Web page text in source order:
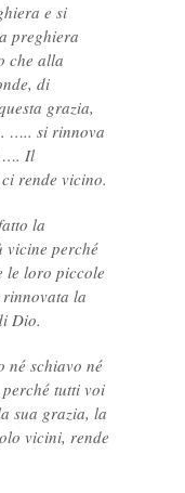
e si
preghiera
che alla
di
grazia,
….. si rinnova
…. Il
rende vicino.
la
vicine perché
le loro piccole
rinnovata la
Dio.
né schiavo né
tutti voi
sua grazia, la
vicini, rende